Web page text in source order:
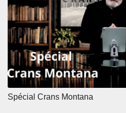
Spécial Crans Montana